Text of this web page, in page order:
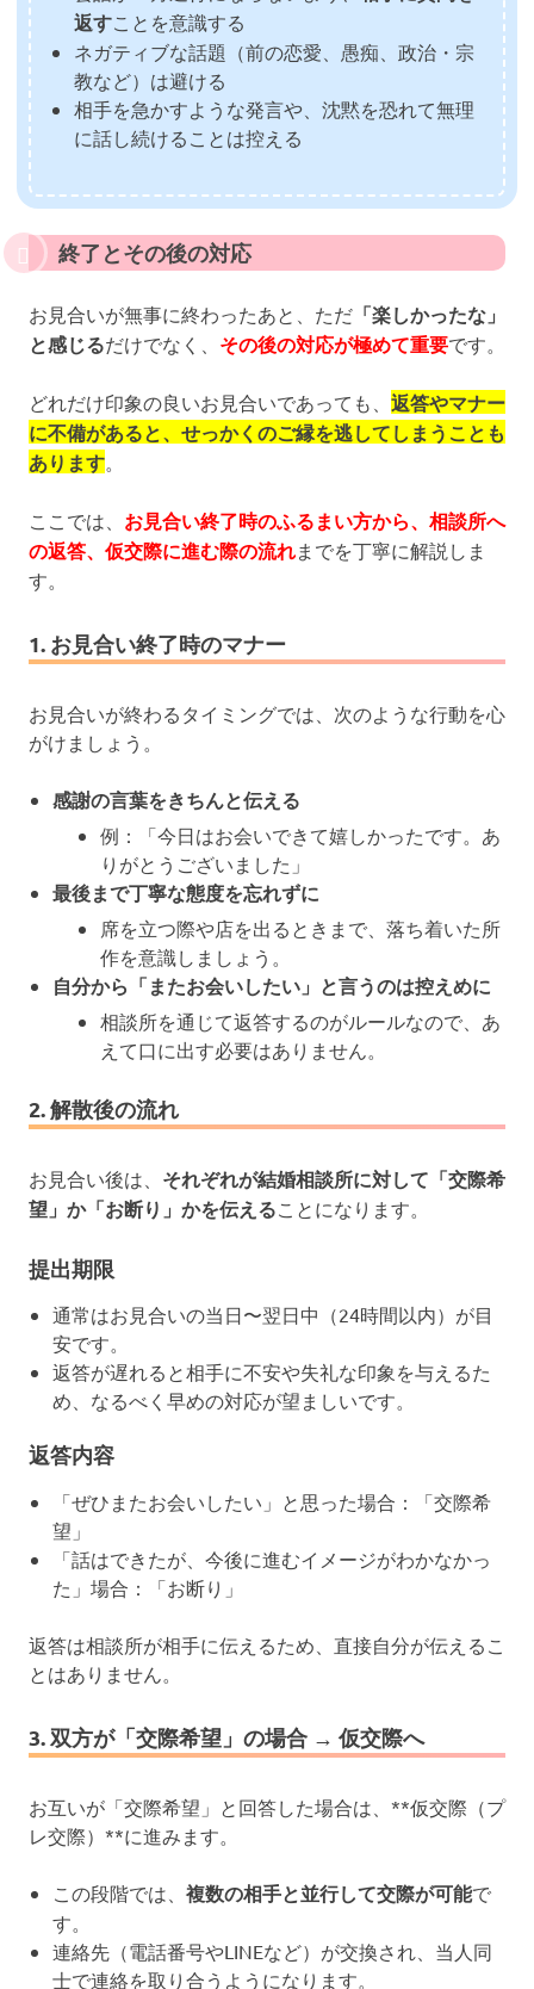
返す ことを意識する
ネガティブな話題（前の恋愛、愚痴、政治・宗
教など）は避ける
相手を急かすような発言や、沈黙を恐れて無理
に話し続けることは控える
終了とその後の対応
お見合いが無事に終わったあと、ただ 「楽しかったな」
と感じるだけでなく、 その後の対応が極めて重要です。
どれだけ印象の良いお見合いであっても、 返答やマナー
に不備があると、せっかくのご縁を逃してしまうことも
あります
ここでは、 お見合い終了時のふるまい方から、相談所へ
の返答、仮交際に進む際の流れまでを丁寧に解説しま
す。
1. お見合い終了時のマナー
お見合いが終わるタイミングでは、次のような行動を心
がけましょう。
感謝の言葉をきちんと伝える
例：「今日はお会いできて嬉しかったです。あ
りがとうございました」
最後まで丁寧な態度を忘れずに
席を立つ際や店を出るときまで、落ち着いた所
作を意識しましょう。
自分から「またお会いしたい」と言うのは控えめに
相談所を通じて返答するのがルールなので、あ
えて口に出す必要はありません。
2. 解散後の流れ
お見合い後は、 それぞれが結婚相談所に対して「交際希
望」か「お断り」かを伝える ことになります。
提出期限
通常はお見合いの当日〜翌日中（24時間以内）が目
安です。
返答が遅れると相手に不安や失礼な印象を与えるた
め、なるべく早めの対応が望ましいです。
返答内容
「ぜひまたお会いしたい」と思った場合：「交際希
望」
「話はできたが、今後に進むイメージがわかなかっ
た」場合：「お断り」
返答は相談所が相手に伝えるため、直接自分が伝えるこ
とはありません。
3. 双方が「交際希望」の場合 → 仮交際へ
お互いが「交際希望」と回答した場合は、**仮交際（プ
レ交際）**に進みます。
この段階では、 複数の相手と並行して交際が可能で
す。
連絡先（電話番号やLINEなど）が交換され、当人同
士で連絡を取り合うようになります。